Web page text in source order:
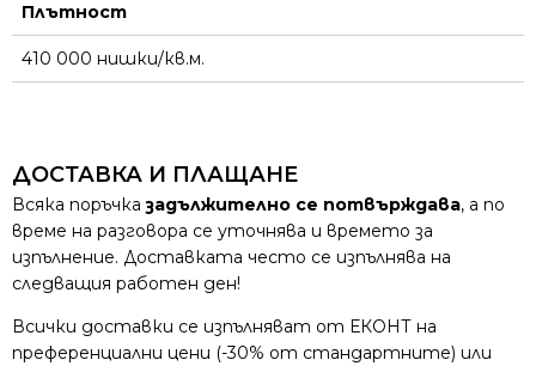
Плътност
410 000 нишки/кв.м.
ДОСТАВКА И ПЛАЩАНЕ
Всяка поръчказадължително се потвърждава, а по
време на разговора се уточнява и времето за
изпълнение. Доставката често се изпълнява на
следващия работен ден!
Всички доставки се изпълняват от ЕКОНТ на
преференциални цени (-30% от стандартните) или